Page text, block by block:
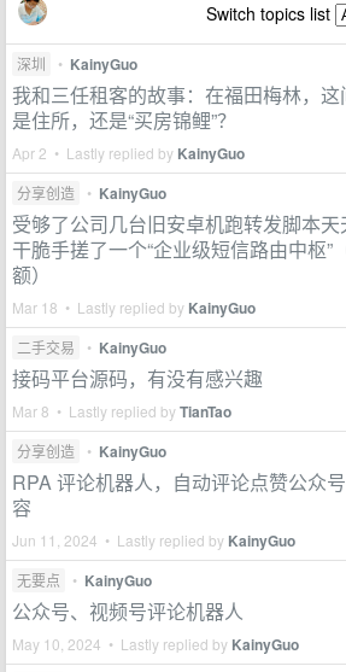
Switch topics list
深圳 • KainyGuo
我和三任租客的故事：在福田梅林，这
是住所，还是“买房锦鲤”？
Apr 2 • Lastly replied by KainyGuo
分享创造 • KainyGuo
受够了公司几台旧安卓机跑转发脚本
干脆手搓了一个“企业级短信路由中枢”
额）
Mar 18 • Lastly replied by KainyGuo
二手交易 • KainyGuo
接码平台源码，有没有感兴趣
Mar 8 • Lastly replied byTianTao
分享创造 • KainyGuo
RPA 评论机器人，自动评论点赞公众
容
Jun 11, 2024 • Lastly replied by KainyGuo
无要点 • KainyGuo
公众号、视频号评论机器人
May 10, 2024 • Lastly replied by KainyGuo